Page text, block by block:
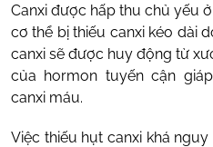
Canxi được hấp thu chủ yếu
cơ thể bị thiếu canxi kéo dài
canxi sẽ được huy động từ
của hormon tuyến cận
canxi máu.
Việc thiếu hụt canxi khá